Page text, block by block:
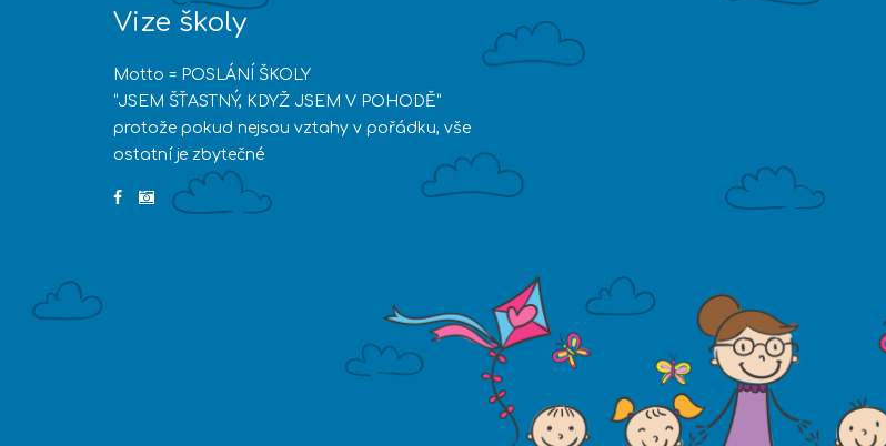
Vize školy
Motto = POSLÁNÍ ŠKOLY
“JSEM ŠŤASTNÝ, KDYŽ JSEM V POHODĚ”
protože pokud nejsou vztahy v pořádku, vše
ostatní je zbytečné